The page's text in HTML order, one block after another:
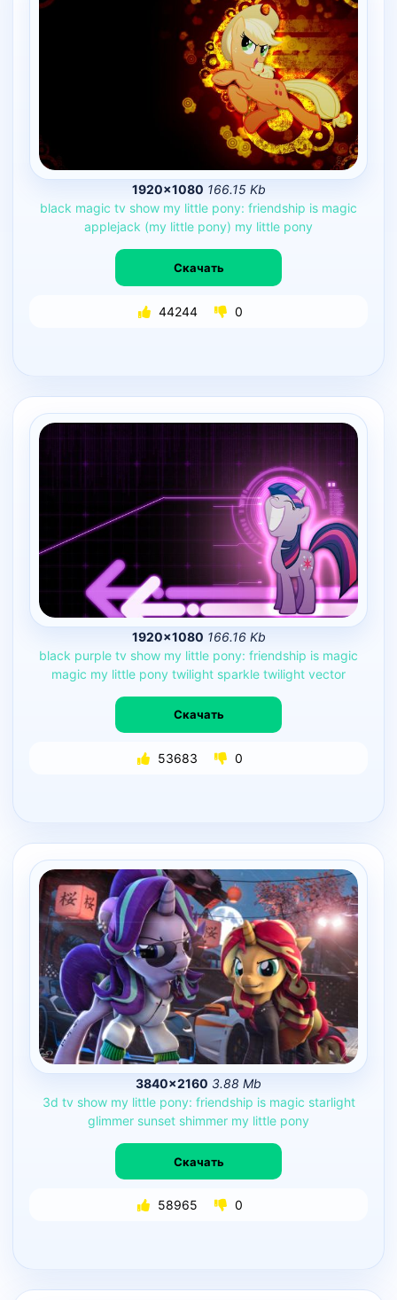
1920×1080 166.15 Kb
black magic tv show my little pony: friendship is magic
applejack (my little pony) my little pony
Скачать
44244 0
1920×1080 166.16 Kb
black purple tv show my little pony: friendship is magic
magic my little pony twilight sparkle twilight vector
Скачать
53683 0
3840×2160 3.88 Mb
3d tv show my little pony: friendship is magic starlight
glimmer sunset shimmer my little pony
Скачать
58965 0